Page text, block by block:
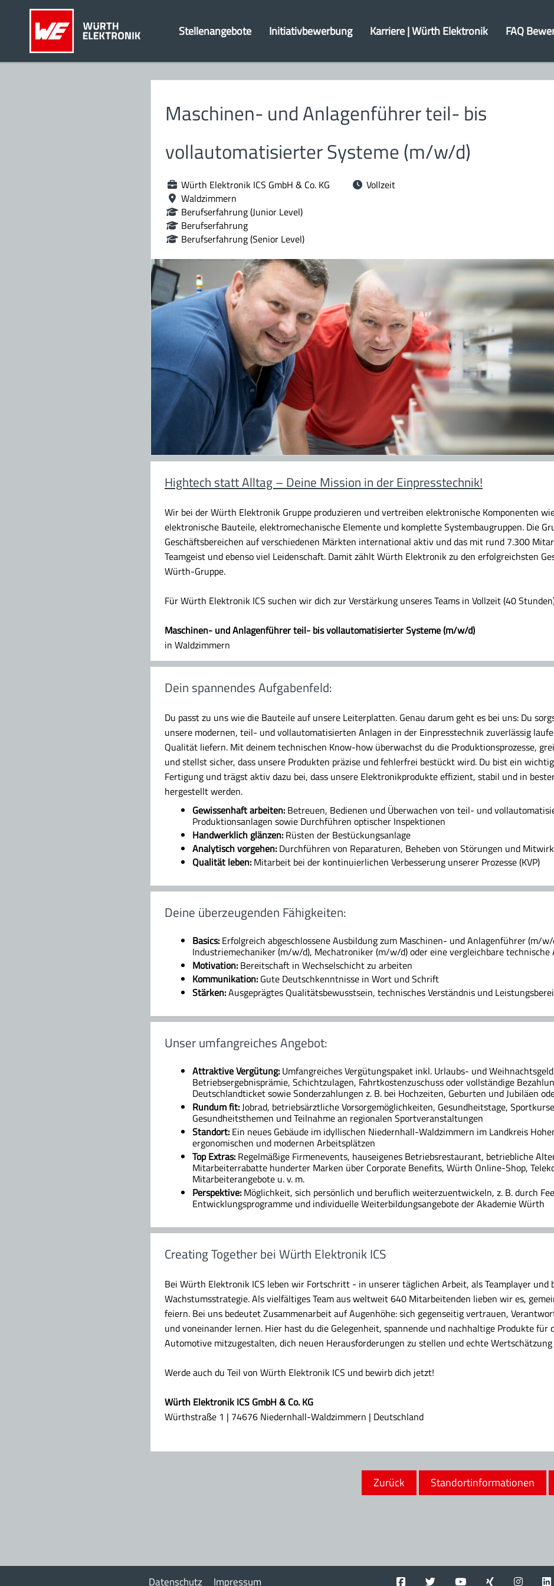
Stellenangebote Initiativbewerbung Karriere | Würth Elektronik FAQ
Maschinen- und Anlagenführer teil- bis
vollautomatisierter Systeme (m/w/d)
Würth Elektronik ICS GmbH & Co. KG
Waldzimmern
Berufserfahrung (Junior Level)
Berufserfahrung
Berufserfahrung (Senior Level)
Vollzeit
Hightech statt Alltag – Deine Mission in der Einpresstechnik!
Wir bei der Würth Elektronik Gruppe produzieren und vertreiben elektronische Komponenten
elektronische Bauteile, elektromechanische Elemente und komplette Systembaugruppen. Die
Geschäftsbereichen auf verschiedenen Märkten international aktiv und das mit rund 7.300
Teamgeist und ebenso viel Leidenschaft. Damit zählt Würth Elektronik zu den erfolgreichsten
Würth-Gruppe.
Für Würth Elektronik ICS suchen wir dich zur Verstärkung unseres Teams in Vollzeit (40
Maschinen- und Anlagenführer teil- bis vollautomatisierter Systeme (m/w/d)
in Waldzimmern
Dein spannendes Aufgabenfeld:
Du passt zu uns wie die Bauteile auf unsere Leiterplatten. Genau darum geht es bei uns: Du
unsere modernen, teil- und vollautomatisierten Anlagen in der Einpresstechnik zuverlässig
Qualität liefern. Mit deinem technischen Know-how überwachst du die Produktionsprozesse,
und stellst sicher, dass unsere Produkten präzise und fehlerfrei bestückt wird. Du bist ein
Fertigung und trägst aktiv dazu bei, dass unsere Elektronikprodukte effizient, stabil und in
hergestellt werden.
Gewissenhaft arbeiten: Betreuen, Bedienen und Überwachen von teil- und
Produktionsanlagen sowie Durchführen optischer Inspektionen
Handwerklich glänzen: Rüsten der Bestückungsanlage
Analytisch vorgehen: Durchführen von Reparaturen, Beheben von Störungen und
Qualität leben: Mitarbeit bei der kontinuierlichen Verbesserung unserer Prozesse (KVP)
Deine überzeugenden Fähigkeiten:
Basics: Erfolgreich abgeschlossene Ausbildung zum Maschinen- und Anlagenführer (m/w/
Industriemechaniker (m/w/d), Mechatroniker (m/w/d) oder eine vergleichbare technische
Motivation: Bereitschaft in Wechselschicht zu arbeiten
Kommunikation: Gute Deutschkenntnisse in Wort und Schrift
Stärken:Ausgeprägtes Qualitätsbewusstsein, technisches Verständnis und
Unser umfangreiches Angebot:
Attraktive Vergütung: Umfangreiches Vergütungspaket inkl. Urlaubs- und
Betriebsergebnisprämie, Schichtzulagen, Fahrtkostenzuschuss oder vollständige
Deutschlandticket sowie Sonderzahlungen z. B. bei Hochzeiten, Geburten und Jubiläen
Rundum fit: Jobrad, betriebsärztliche Vorsorgemöglichkeiten, Gesundheitstage,
Gesundheitsthemen und Teilnahme an regionalen Sportveranstaltungen
Standort: Ein neues Gebäude im idyllischen Niedernhall-Waldzimmern im Landkreis
ergonomischen und modernen Arbeitsplätzen
Top Extras: Regelmäßige Firmenevents, hauseigenes Betriebsrestaurant, betriebliche
Mitarbeiterrabatte hunderter Marken über Corporate Benefits, Würth Online-Shop,
Mitarbeiterangebote u. v. m.
Perspektive: Möglichkeit, sich persönlich und beruflich weiterzuentwickeln, z. B. durch
Entwicklungsprogramme und individuelle Weiterbildungsangebote der Akademie Würth
Creating Together bei Würth Elektronik ICS
Bei Würth Elektronik ICS leben wir Fortschritt - in unserer täglichen Arbeit, als Teamplayer und
Wachstumsstrategie. Als vielfältiges Team aus weltweit 640 Mitarbeitenden lieben wir es,
feiern. Bei uns bedeutet Zusammenarbeit auf Augenhöhe: sich gegenseitig vertrauen,
und voneinander lernen. Hier hast du die Gelegenheit, spannende und nachhaltige Produkte für
Automotive mitzugestalten, dich neuen Herausforderungen zu stellen und echte Wertschätzung
Werde auch du Teil von Würth Elektronik ICS und bewirb dich jetzt!
Würth Elektronik ICS GmbH & Co. KG
Würthstraße 1 | 74676 Niedernhall-Waldzimmern | Deutschland
Standortinformationen
Zurück
Datenschutz Impressum